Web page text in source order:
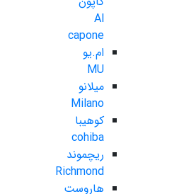
Al
capone
ام.یو
MU
میلانو
Milano
کوهیبا
cohiba
ریچموند
Richmond
هاروست